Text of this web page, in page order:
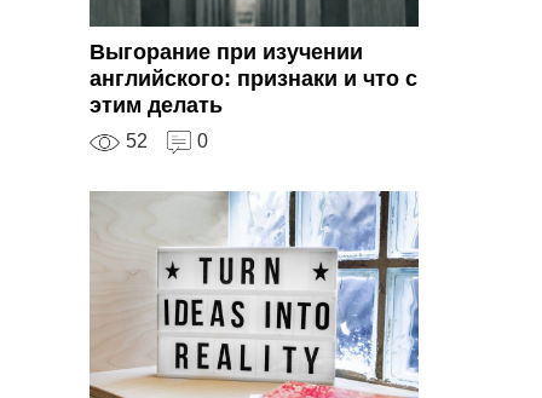
Выгорание при изучении
английского: признаки и что с
этим делать
52 0